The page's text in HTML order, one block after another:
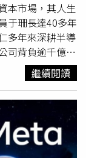
業看法。除了科
文推廣，不僅收
樂會，即使近年
展現對藝術文化
價及成熟製程產
此仍維持深厚情
仁總會主動與他
得來的好朋友
世，更深刻感受
然自在。
本市場，其人生
于珊長達40多年
多年來深耕半導
司背負逾千億元
市場，因此獲得
重要足跡。除了
到外界關注。妻
，也是1970
梅調戲劇《楊
守著陽光守著
旦之一。于珊在
繼續閱讀